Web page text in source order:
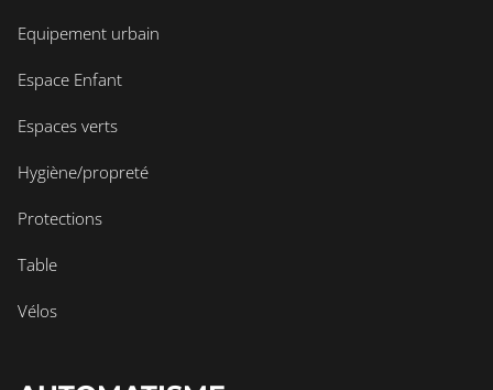
Equipement urbain
Espace Enfant
Espaces verts
Hygiène/propreté
Protections
Table
Vélos